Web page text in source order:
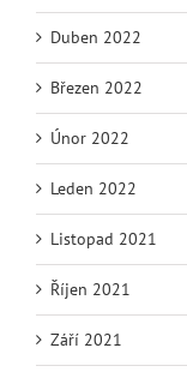
Duben 2022
Březen 2022
Únor 2022
Leden 2022
Listopad 2021
Říjen 2021
Září 2021